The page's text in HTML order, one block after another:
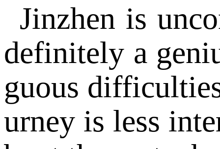
Jinzhen is
definitely a
guous
urney is less